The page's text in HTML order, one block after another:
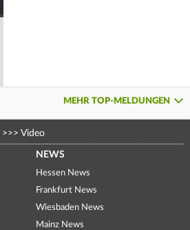
MEHR TOP-MELDUNGEN
>>> Video
NEWS
Hessen News
Frankfurt News
Wiesbaden News
Mainz News